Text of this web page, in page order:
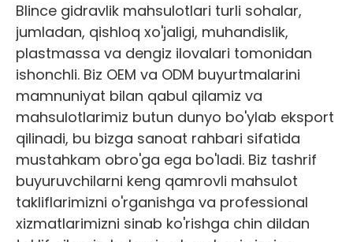
Blince gidravlik mahsulotlari turli sohalar,
jumladan, qishloq xo'jaligi, muhandislik,
plastmassa va dengiz ilovalari tomonidan
ishonchli. Biz OEM va ODM buyurtmalarini
mamnuniyat bilan qabul qilamiz va
mahsulotlarimiz butun dunyo bo'ylab eksport
qilinadi, bu bizga sanoat rahbari sifatida
mustahkam obro'ga ega bo'ladi. Biz tashrif
buyuruvchilarni keng qamrovli mahsulot
takliflarimizni o'rganishga va professional
xizmatlarimizni sinab ko'rishga chin dildan